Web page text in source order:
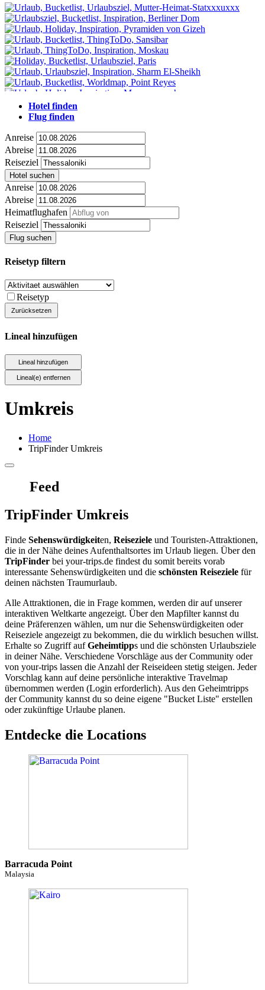
Hotel finden
Flug finden
Anreise
Abreise
Reiseziel
Hotel suchen
Anreise
Abreise
Heimatflughafen
Reiseziel
Flug suchen
Reisetyp filtern
Reisetyp
Lineal hinzufügen
Umkreis
Home
TripFinder Umkreis
Feed
TripFinder Umkreis
Finde Sehenswürdigkeiten, Reiseziele und Touristen-Attraktionen,
die in der Nähe deines Aufenthaltsortes im Urlaub liegen. Über den
TripFinder bei your-trips.de findest du somit bereits vorab
interessante Sehenswürdigkeiten und die schönsten Reiseziele für
deinen nächsten Traumurlaub.
Alle Attraktionen, die in Frage kommen, werden dir auf unserer
interaktiven Weltkarte angezeigt. Über den Mapfilter kannst du
deine Präferenzen wählen, um nur die Sehenswürdigkeiten oder
Reiseziele angezeigt zu bekommen, die du wirklich besuchen willst.
Erhalte so Zugriff aufGeheimtipps und die schönsten Urlaubsziele
in deiner Nähe. Verschiedene Vorschläge aus der Community oder
von your-trips lassen die Anzahl der Reiseideen stetig steigen. Jeder
Vorschlag kann auf deine persönliche interaktive Travelmap
übernommen werden (Login erforderlich). Aus den Geheimtripps
der Community kannst du so deine eigene "Bucket Liste" erstellen
oder zukünftige Urlaube planen.
Entdecke die Locations
Barracuda Point
Malaysia